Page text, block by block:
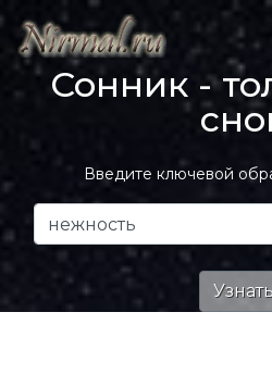
Сонник -
Введите ключевой